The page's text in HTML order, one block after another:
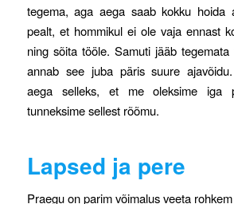
tegema, aga aega saab kokku hoida
pealt, et hommikul ei ole vaja ennast
ning sõita tööle. Samuti jääb
annab see juba päris suure
aega selleks, et me oleksime iga
tunneksime sellest rõõmu.
Lapsed ja pere
Praegu on parim võimalus veeta